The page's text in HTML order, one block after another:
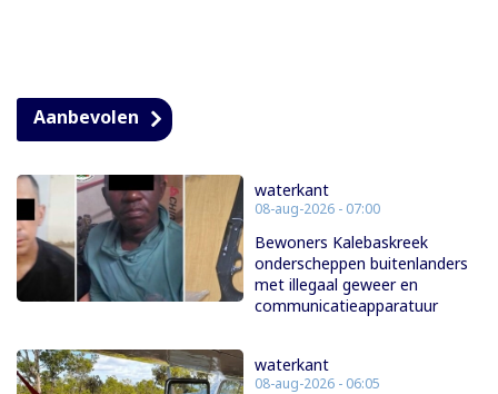
Aanbevolen
waterkant
08-aug-2026 - 07:00
Bewoners Kalebaskreek
onderscheppen buitenlanders
met illegaal geweer en
communicatieapparatuur
waterkant
08-aug-2026 - 06:05